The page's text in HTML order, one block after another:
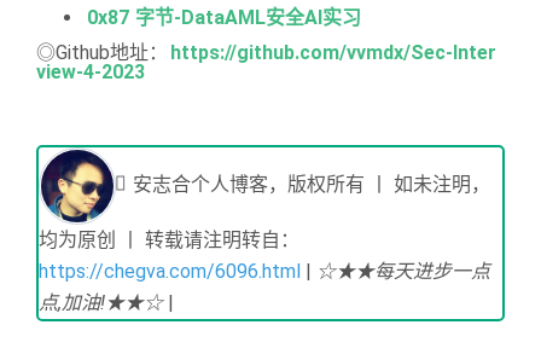
0x87 字节-DataAML安全AI实习
◎Github地址：
https://github.com/vvmdx/Sec-Inter
view-4-2023
安志合个人博客，版权所有 丨 如未注明，
均为原创 丨 转载请注明转自：
https://chegva.com/6096.html | ☆★★每天进步一点
点,加油!★★☆|